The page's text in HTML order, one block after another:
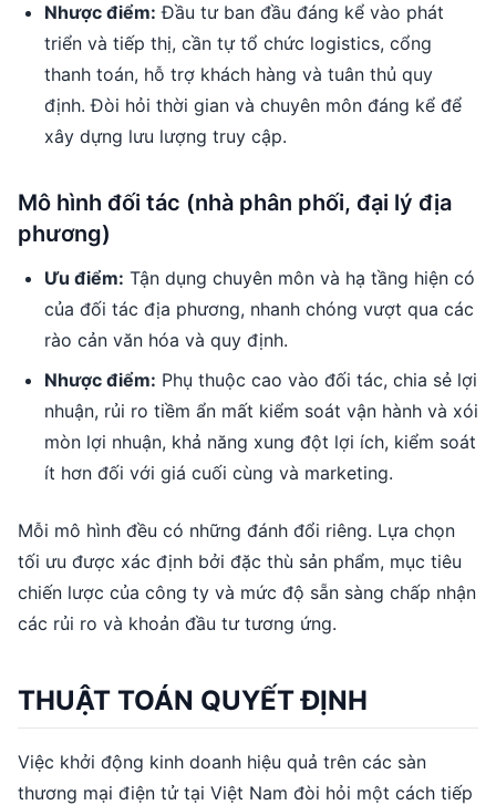
Nhược điểm: Đầu tư ban đầu đáng kể vào phát
triển và tiếp thị, cần tự tổ chức logistics, cổng
thanh toán, hỗ trợ khách hàng và tuân thủ quy
định. Đòi hỏi thời gian và chuyên môn đáng kể để
xây dựng lưu lượng truy cập.
Mô hình đối tác (nhà phân phối, đại lý địa
phương)
Ưu điểm: Tận dụng chuyên môn và hạ tầng hiện có
của đối tác địa phương, nhanh chóng vượt qua các
rào cản văn hóa và quy định.
Nhược điểm: Phụ thuộc cao vào đối tác, chia sẻ lợi
nhuận, rủi ro tiềm ẩn mất kiểm soát vận hành và xói
mòn lợi nhuận, khả năng xung đột lợi ích, kiểm soát
ít hơn đối với giá cuối cùng và marketing.
Mỗi mô hình đều có những đánh đổi riêng. Lựa chọn
tối ưu được xác định bởi đặc thù sản phẩm, mục tiêu
chiến lược của công ty và mức độ sẵn sàng chấp nhận
các rủi ro và khoản đầu tư tương ứng.
THUẬT TOÁN QUYẾT ĐỊNH
Việc khởi động kinh doanh hiệu quả trên các sàn
thương mại điện tử tại Việt Nam đòi hỏi một cách tiếp